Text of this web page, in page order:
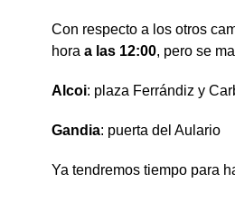
Con respecto a los otros
hora a las 12:00, pero se
Alcoi: plaza Ferrándiz y
Gandia: puerta del Aulario
Ya tendremos tiempo para